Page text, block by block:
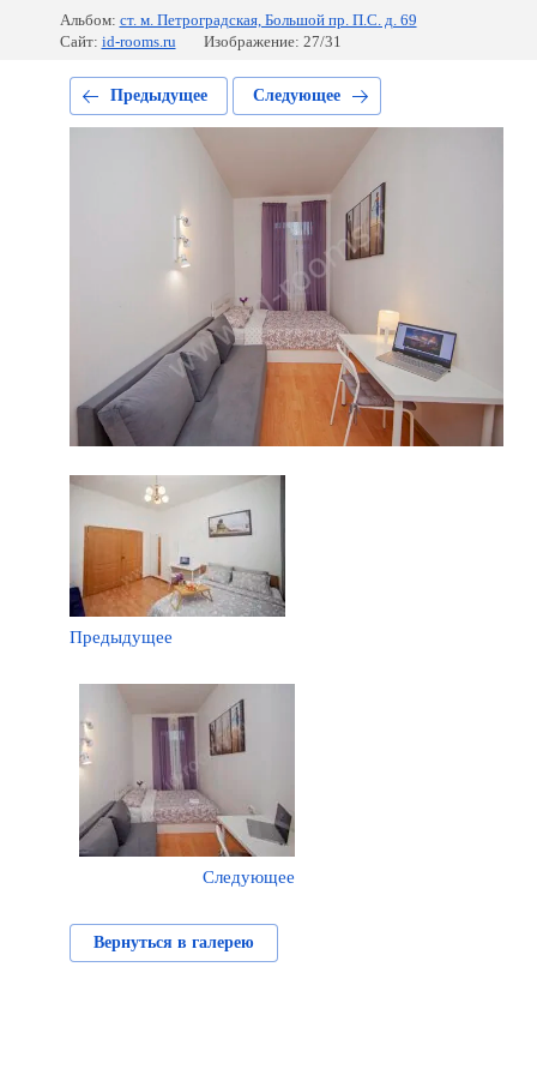
Альбом: ст. м. Петроградская, Большой пр. П.С. д. 69
Сайт: id-rooms.ru Изображение: 27/31
Предыдущее Следующее
Предыдущее
Следующее
Вернуться в галерею